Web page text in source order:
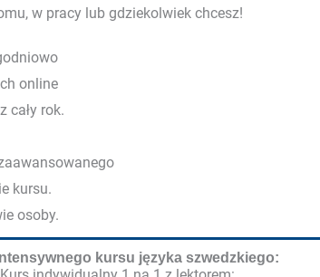
w pracy lub gdziekolwiek chcesz!
online
cały rok.
kursu.
osoby.
kursu języka szwedzkiego: